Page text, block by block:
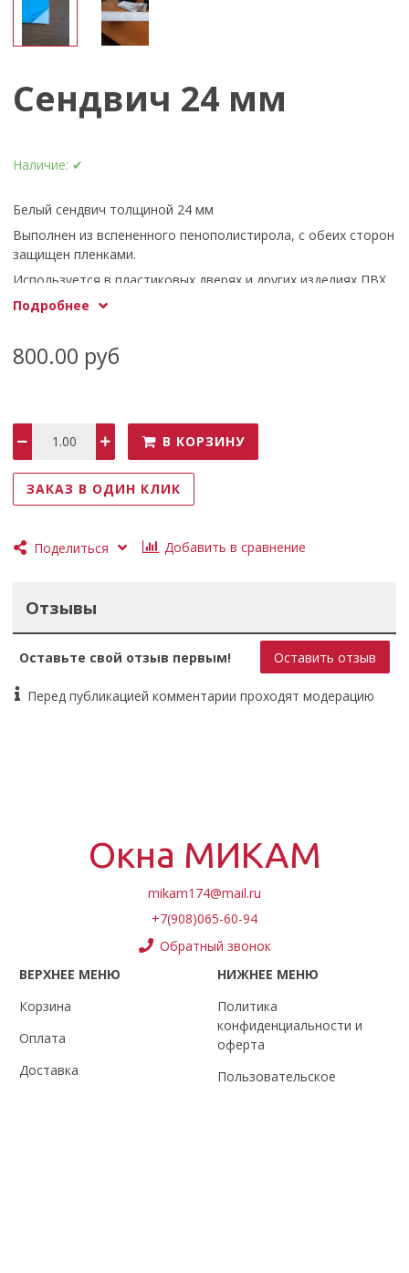
Сендвич 24 мм
Наличие: ✔
Белый сендвич толщиной 24 мм
Выполнен из вспененного пенополистирола, с обеих сторон
защищен пленками.
Используется в пластиковых дверях и других изделиях ПВХ,
где требуется непрозрачное заполнение.
Режем в размер.
Подробнее
800.00 руб
В КОРЗИНУ
ЗАКАЗ В ОДИН КЛИК
Поделиться Добавить в сравнение
Отзывы
Оставьте свой отзыв первым! Оставить отзыв
Перед публикацией комментарии проходят модерацию
Окна МИКАМ
mikam174@mail.ru
+7(908)065-60-94
Обратный звонок
ВЕРХНЕЕ МЕНЮ
Корзина
Оплата
Доставка
НИЖНЕЕ МЕНЮ
Политика
конфиденциальности и
оферта
Пользовательское